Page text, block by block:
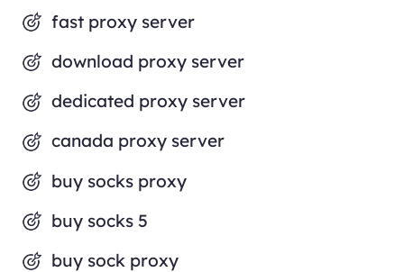
fast proxy server
download proxy server
dedicated proxy server
canada proxy server
buy socks proxy
buy socks 5
buy sock proxy